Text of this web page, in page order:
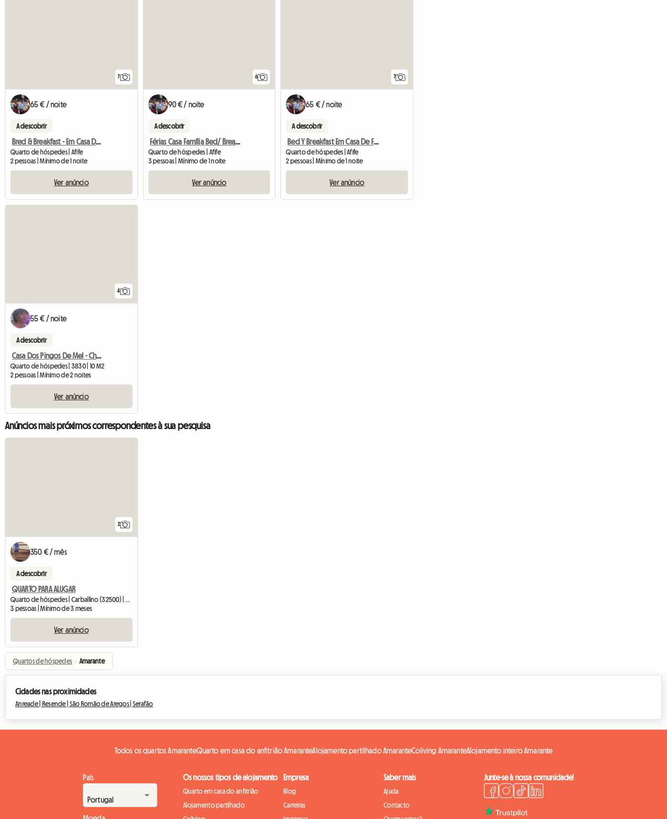
7
65 € / noite
A descobrir
Bred & Breakfast - Em Casa De Família
Quarto de hóspedes | Afife
2 pessoas | Mínimo de 1 noite
Ver anúncio
6
90 € / noite
A descobrir
Férias Casa Família Bed/ Breakfast
Quarto de hóspedes | Afife
3 pessoas | Mínimo de 1 noite
Ver anúncio
7
65 € / noite
A descobrir
Bed Y Breakfast Em Casa De Família
Quarto de hóspedes | Afife
2 pessoas | Mínimo de 1 noite
Ver anúncio
4
55 € / noite
A descobrir
Casa Dos Pingos De Mel - Chambre Double
Quarto de hóspedes | 3830 | 10 M2
2 pessoas | Mínimo de 2 noites
Ver anúncio
Anúncios mais próximos correspondentes à sua pesquisa
2
350 € / mês
A descobrir
QUARTO PARA ALUGAR
Quarto de hóspedes | Carballino (32500) | 75 M2
3 pessoas | Mínimo de 3 meses
Ver anúncio
Quartos de hóspedes › Amarante
Cidades nas proximidades
Anreade | Resende | São Romão de Aregos | Serafão
Todos os quartos AmaranteQuarto em casa do anfitrião AmaranteAlojamento partilhado AmaranteColiving AmaranteAlojamento inteiro Amarante
País Os nossos tipos de alojamento
Quarto em casa do anfitrião
Alojamento partilhado
Empresa
Blog
Carreiras
Saber mais
Ajuda
Contacto
Junte-se à nossa comunidade!